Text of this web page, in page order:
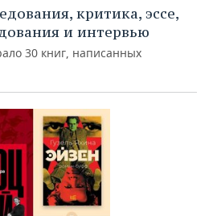
критика, эссе,
и интервью
30 книг, написанных